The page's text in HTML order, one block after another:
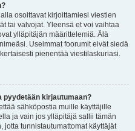
osoittavat kirjoittamiesi viestien
tai valvojat. Yleensä et voi vaihtaa
ylläpitäjän määrittelemiä. Älä
Useimmat foorumit eivät siedä
pienentää viestilaskuriasi.
pyydetään kirjautumaan?
sähköpostia muille käyttäjille
ja vain jos ylläpitäjä sallii tämän
tunnistautumattomat käyttäjät